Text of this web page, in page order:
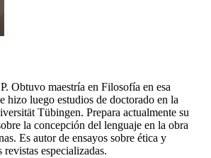
Obtuvo maestría en Filosofía en esa
hizo luego estudios de doctorado en la
Tübingen. Prepara actualmente su
la concepción del lenguaje en la obra
Es autor de ensayos sobre ética y
especializadas.